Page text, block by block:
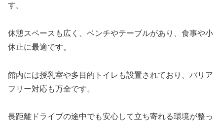
す。
休憩スペースも広く、ベンチやテーブルがあり、食事や小
休止に最適です。
館内には授乳室や多目的トイレも設置されており、バリア
フリー対応も万全です。
長距離ドライブの途中でも安心して立ち寄れる環境が整っ